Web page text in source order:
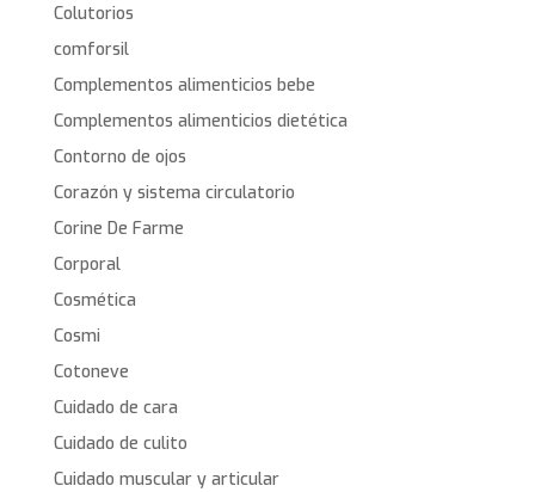
Colutorios
comforsil
Complementos alimenticios bebe
Complementos alimenticios dietética
Contorno de ojos
Corazón y sistema circulatorio
Corine De Farme
Corporal
Cosmética
Cosmi
Cotoneve
Cuidado de cara
Cuidado de culito
Cuidado muscular y articular